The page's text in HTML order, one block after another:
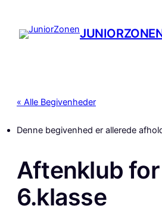
« Alle Begivenheder
Denne begivenhed er allerede
Aftenklub for
6.klasse